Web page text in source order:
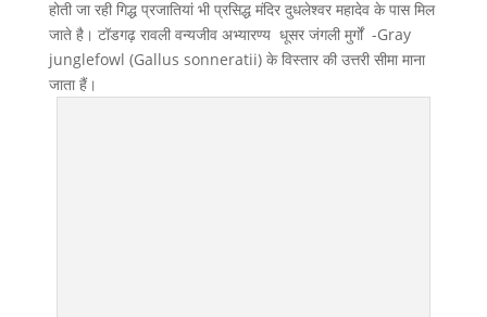
होती जा रही गिद्ध प्रजातियां भी प्रसिद्ध मंदिर दुधलेश्वर महादेव के पास मिल
जाते है। टॉडगढ़ रावली वन्यजीव अभ्यारण्य धूसर जंगली मुर्गों -Gray
junglefowl (Gallus sonneratii) के विस्तार की उत्तरी सीमा माना
जाता हैं।